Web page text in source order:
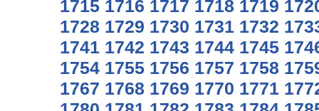
1715 1716 1717 1718 1719
1728 1729 1730 1731 1732
1741 1742 1743 1744 1745
1754 1755 1756 1757 1758
1767 1768 1769 1770 1771